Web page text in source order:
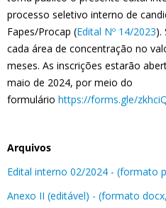
processo seletivo interno de
Fapes/Procap (Edital Nº 14/2023).
cada área de concentração no
meses. As inscrições estarão
maio de 2024, por meio do
formulário https://forms.gle/
Arquivos
Edital interno 02/2024 - (formato
Anexo II (editável) - (formato